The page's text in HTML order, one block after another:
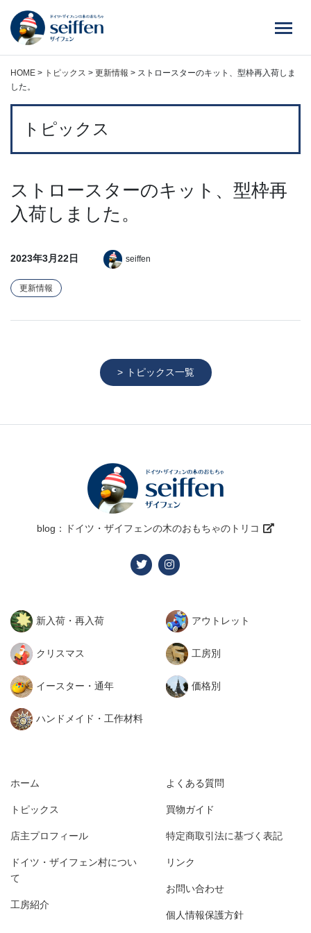
ン
HOME > トピックス > 更新情報 > ストロースターのキット、型枠再入荷しま
した。
トピックス
ストロースターのキット、型枠再
入荷しました。
2023年3月22日 seiffen
更新情報
トピックス一覧
blog：ドイツ・ザイフェンの木のおもちゃのトリコ
新入荷・再入荷
クリスマス
イースター・通年
ハンドメイド・工作材料
アウトレット
工房別
価格別
ホーム
トピックス
店主プロフィール
ドイツ・ザイフェン村につい
て
工房紹介
よくある質問
買物ガイド
特定商取引法に基づく表記
リンク
お問い合わせ
個人情報保護方針